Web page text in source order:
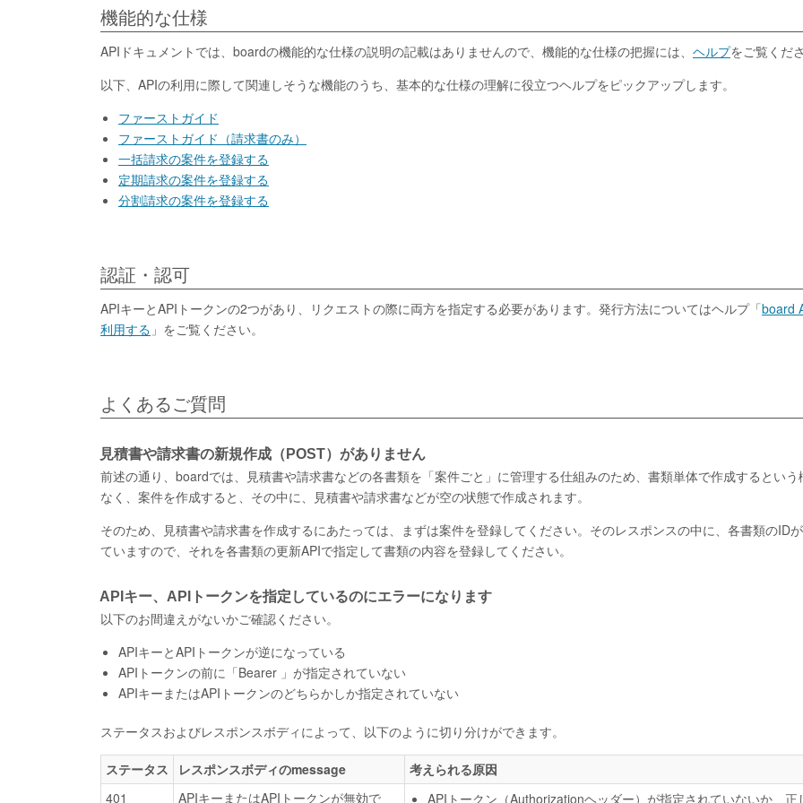
機能的な仕様
APIドキュメントでは、boardの機能的な仕様の説明の記載はありませんので、機能的な仕様の把握には、 ヘルプをご覧くださ
以下、APIの利用に際して関連しそうな機能のうち、基本的な仕様の理解に役立つヘルプをピックアップします。
ファーストガイド
ファーストガイド（請求書のみ）
一括請求の案件を登録する
定期請求の案件を登録する
分割請求の案件を登録する
認証・認可
APIキーとAPIトークンの2つがあり、リクエストの際に両方を指定する必要があります。発行方法についてはヘルプ「board
利用する 」をご覧ください。
よくあるご質問
見積書や請求書の新規作成（POST）がありません
前述の通り、boardでは、見積書や請求書などの各書類を「案件ごと」に管理する仕組みのため、書類単体で作成するという
なく、案件を作成すると、その中に、見積書や請求書などが空の状態で作成されます。
そのため、見積書や請求書を作成するにあたっては、まずは案件を登録してください。そのレスポンスの中に、各書類のID
ていますので、それを各書類の更新APIで指定して書類の内容を登録してください。
APIキー、APIトークンを指定しているのにエラーになります
以下のお間違えがないかご確認ください。
APIキーとAPIトークンが逆になっている
APIトークンの前に「Bearer 」が指定されていない
APIキーまたはAPIトークンのどちらかしか指定されていない
ステータスおよびレスポンスボディによって、以下のように切り分けができます。
ステータス レスポンスボディのmessage
考えられる原因
401
APIキーまたはAPIトークンが無効で APIトークン（Authorizationヘッダー）が指定されていないか、正